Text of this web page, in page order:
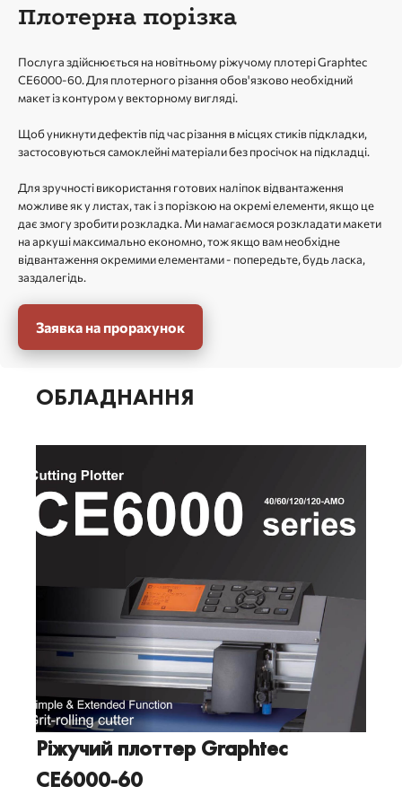
Плотерна порізка
Послуга здійснюється на новітньому ріжучому плотері Graphtec
CE6000-60. Для плотерного різання обов'язково необхідний
макет із контуром у векторному вигляді.
Щоб уникнути дефектів під час різання в місцях стиків підкладки,
застосовуються самоклейні матеріали без просічок на підкладці.
Для зручності використання готових наліпок відвантаження
можливе як у листах, так і з порізкою на окремі елементи, якщо це
дає змогу зробити розкладка. Ми намагаємося розкладати макети
на аркуші максимально економно, тож якщо вам необхідне
відвантаження окремими елементами - попередьте, будь ласка,
заздалегідь.
Заявка на прорахунок
ОБЛАДНАННЯ
Ріжучий плоттер Graphtec
CE6000-60